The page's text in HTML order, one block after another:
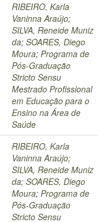
RIBEIRO, Karla
Vaninna Araújo;
SILVA, Reneide Muniz
da; SOARES, Diego
Moura; Programa de
Pós-Graduação
Stricto Sensu
Mestrado Profissional
em Educação para o
Ensino na Área de
Saúde
RIBEIRO, Karla
Vaninna Araújo;
SILVA, Reneide Muniz
da; SOARES, Diego
Moura; Programa de
Pós-Graduação
Stricto Sensu